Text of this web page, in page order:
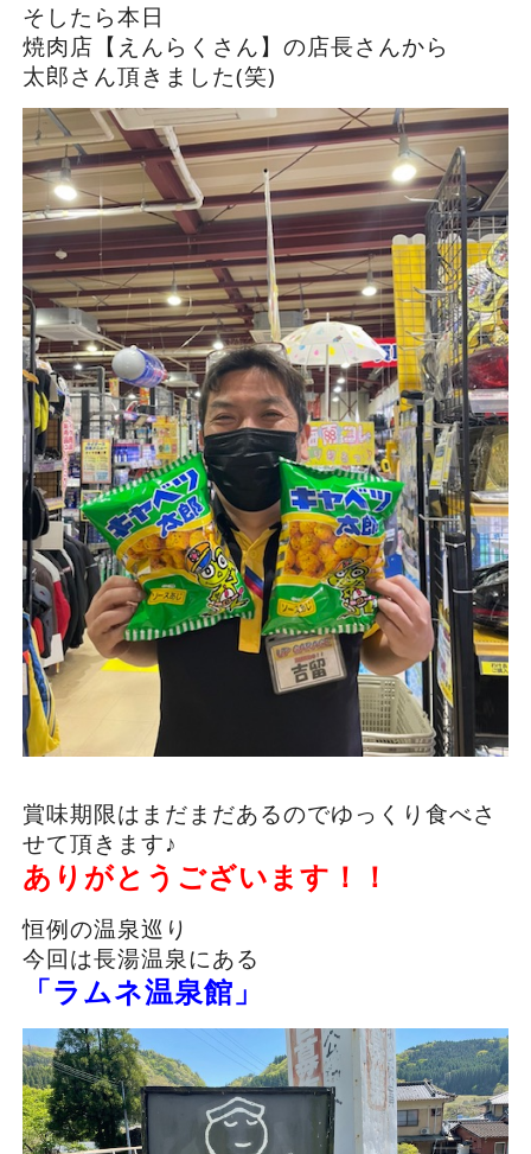
そしたら本日
焼肉店【えんらくさん】の店長さんから
太郎さん頂きました(笑)
賞味期限はまだまだあるのでゆっくり食べさ
せて頂きます♪
ありがとうございます！！
恒例の温泉巡り
今回は長湯温泉にある
「ラムネ温泉館」